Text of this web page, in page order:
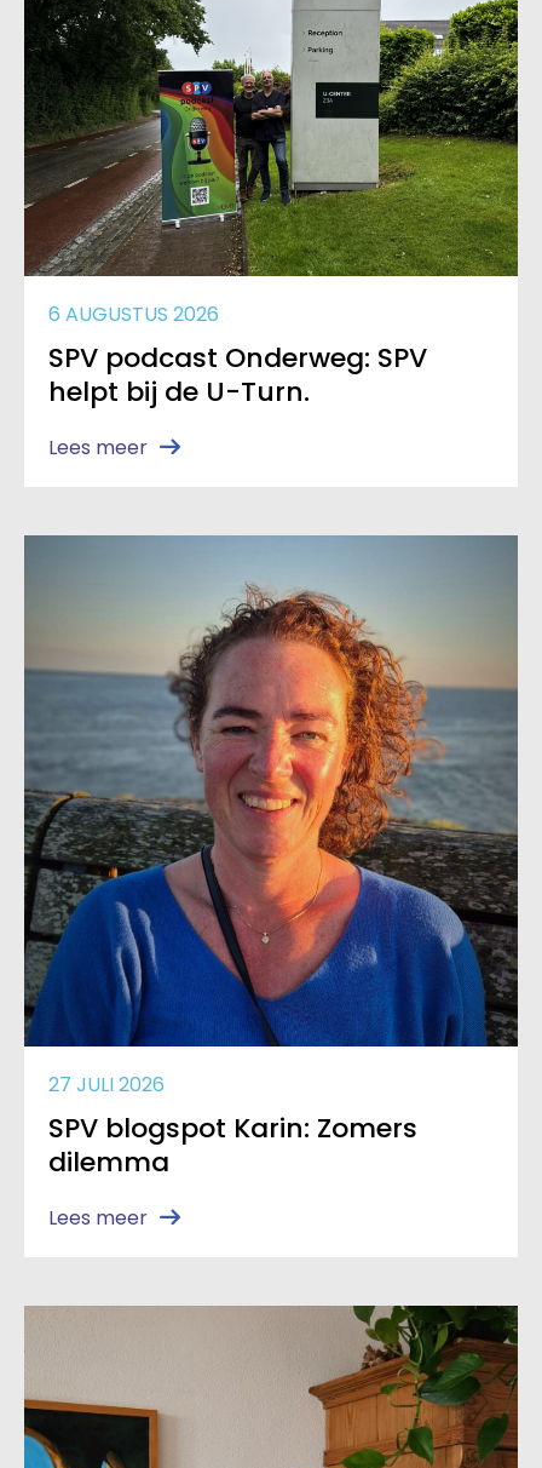
6 AUGUSTUS 2026
SPV podcast Onderweg: SPV
helpt bij de U-Turn.
Lees meer
27 JULI 2026
SPV blogspot Karin: Zomers
dilemma
Lees meer